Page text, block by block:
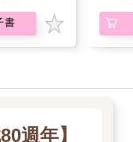
書
週年】